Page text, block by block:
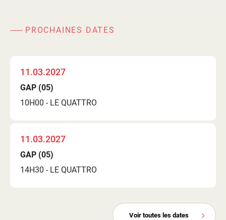
PROCHAINES DATES
11.03.2027
GAP (05)
10H00 - LE QUATTRO
11.03.2027
GAP (05)
14H30 - LE QUATTRO
Voir toutes les dates